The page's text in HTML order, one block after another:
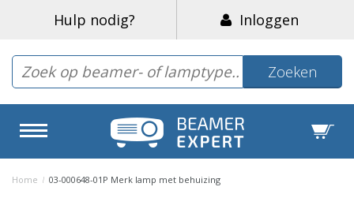
Hulp nodig? Inloggen
Zoeken
Home / 03-000648-01P Merk lamp met behuizing